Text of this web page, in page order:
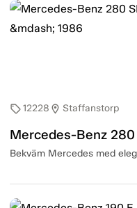
sell12228 location_on Staffanstorp
Mercedes-Benz
Bekväm Mercedes med